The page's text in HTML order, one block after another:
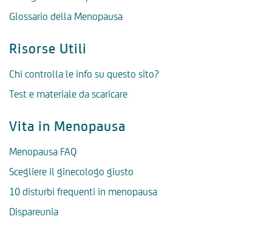
Glossario della Menopausa
Risorse Utili
Chi controlla le info su questo sito?
Test e materiale da scaricare
Vita in Menopausa
Menopausa FAQ
Scegliere il ginecologo giusto
10 disturbi frequenti in menopausa
Dispareunia